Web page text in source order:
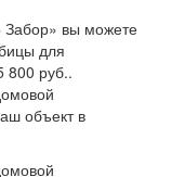
Забор» вы можете
для
800 руб..
объект в